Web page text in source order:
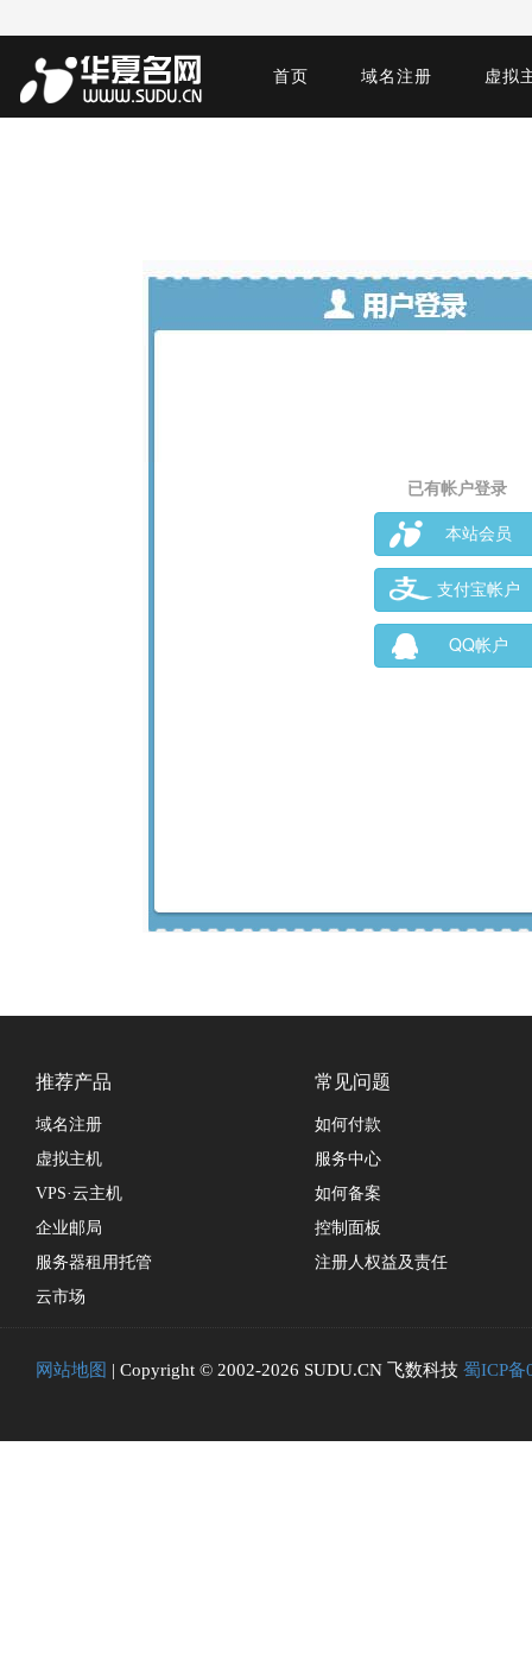
首页 域名注册 虚拟
已有帐户登录
本站会员
支付宝帐户
QQ帐户
推荐产品
域名注册
虚拟主机
VPS·云主机
企业邮局
服务器租用托管
云市场
常见问题
如何付款
服务中心
如何备案
控制面板
注册人权益及责任
网站地图 | Copyright © 2002-2026 SUDU.CN 飞数科技 蜀ICP备